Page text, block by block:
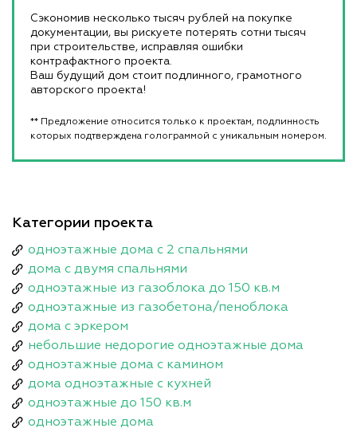
Сэкономив несколько тысяч рублей на покупке
документации, вы рискуете потерять сотни тысяч
при строительстве, исправляя ошибки
контрафактного проекта.
Ваш будущий дом стоит подлинного, грамотного
авторского проекта!
** Предложение относится только к проектам, подлинность
которых подтверждена голограммой с уникальным номером.
Категории проекта
одноэтажные дома с 2 спальнями
дома с двумя спальнями
одноэтажные из газоблока до 150 кв.м
одноэтажные из газобетона/пеноблока
дома с эркером
небольшие недорогие одноэтажные дома
одноэтажные дома с камином
дома одноэтажные с кухней
одноэтажные до 150 кв.м
одноэтажные дома